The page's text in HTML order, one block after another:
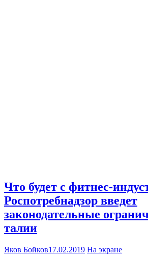
Что будет с фитнес-
Роспотребнадзор введет
законодательные
талии
Яков Бойков17.02.2019 На экране